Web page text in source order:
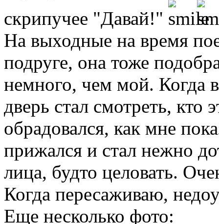
скрипучее "Давай!"
На выходные на время
подруге, она тоже
немного, чем мой. Когда
дверь стал смотреть, кто
обрадовался, как мне
прижался и стал нежно
лица, будто целовать.
Когда пересаживаю,
Еще несколько фото: